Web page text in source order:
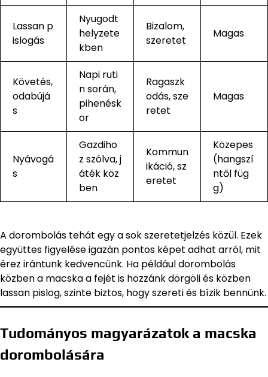
Lassan p
islogás
Nyugodt
helyzete
kben
Bizalom,
szeretet
Magas
Követés,
odabújá
s
Napi ruti
n során,
pihenésk
or
Ragaszk
odás, sze
retet
Magas
Nyávogá
s
Gazdiho
z szólva, j
áték köz
ben
Kommun
ikáció, sz
eretet
Közepes
(hangszí
ntől füg
g)
A dorombolás tehát egy a sok szeretetjelzés közül. Ezek
együttes figyelése igazán pontos képet adhat arról, mit
érez irántunk kedvencünk. Ha például dorombolás
közben a macska a fejét is hozzánk dörgöli és közben
lassan pislog, szinte biztos, hogy szereti és bízik bennünk.
Tudományos magyarázatok a macska
dorombolására